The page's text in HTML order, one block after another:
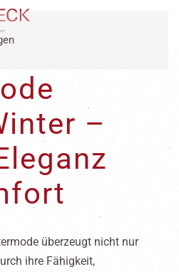
–
überzeugt nicht nur
ihre Fähigkeit,